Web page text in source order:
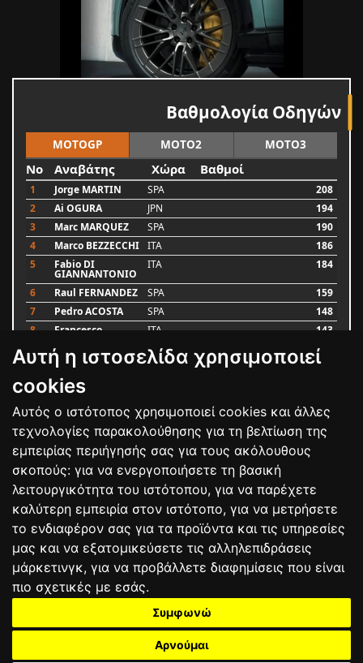
Αυτή η ιστοσελίδα χρησιμοποιεί
cookies
Αυτός ο ιστότοπος χρησιμοποιεί cookies και άλλες
τεχνολογίες παρακολούθησης για τη βελτίωση της
εμπειρίας περιήγησής σας για τους ακόλουθους
σκοπούς: για να ενεργοποιήσετε τη βασική
λειτουργικότητα του ιστότοπου, για να παρέχετε
καλύτερη εμπειρία στον ιστότοπο, για να μετρήσετε
το ενδιαφέρον σας για τα προϊόντα και τις υπηρεσίες
μας και να εξατομικεύσετε τις αλληλεπιδράσεις
μάρκετινγκ, για να προβάλλετε διαφημίσεις που είναι
πιο σχετικές με εσάς.
Συμφωνώ
Αρνούμαι
Βαθμολογία Οδηγών
MOTOGP MOTO2 MOTO3
No Αναβάτης Χώρα Βαθμοί
1 Jorge MARTIN SPA
208
2
Ai OGURA JPN
194
3
Marc MARQUEZ SPA
190
4
Marco BEZZECCHI ITA
186
5
Fabio DI
GIANNANTONIO
ITA 184
6 Raul FERNANDEZ SPA
159
7
Pedro ACOSTA SPA
148
8
Francesco ITA 143
9 Alex MARQUEZ SPA
Luca MARINI
Bαθμολογία
ΟΡΟΙ ΧΡΗΣΗΣΠΟΛΙΤΙΚΗ ΠΡΟΣΤΑΣΙΑΣ
ΑΓΩΝΕΣΑΠΟΤΕΛΕΣΜΑΤΑΑΓΟΡΑ